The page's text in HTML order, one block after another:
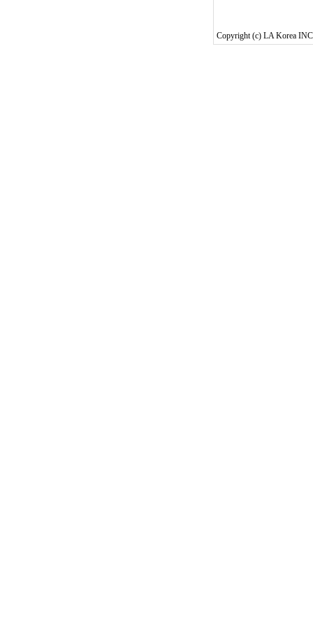
Copyright (c) LA Korea